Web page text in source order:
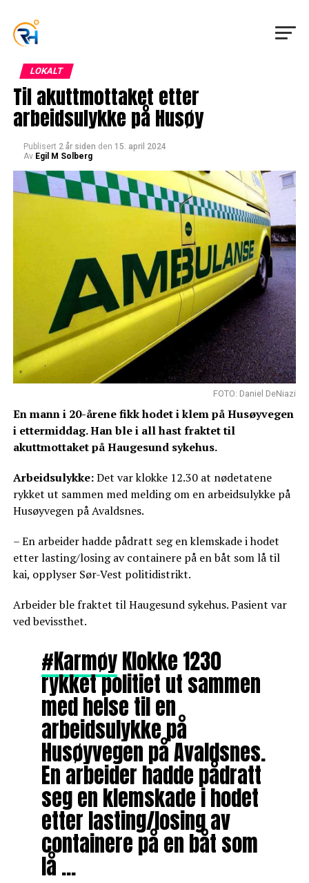
LOKALT
Til akuttmottaket etter
arbeidsulykke på Husøy
Publisert 2 år siden den 15. april 2024
Av Egil M Solberg
FOTO: Daniel DeNiazi
En mann i 20-årene fikk hodet i klem på Husøyvegen
i ettermiddag. Han ble i all hast fraktet til
akuttmottaket på Haugesund sykehus.
Arbeidsulykke:Det var klokke 12.30 at nødetatene
rykket ut sammen med melding om en arbeidsulykke på
Husøyvegen på Avaldsnes.
– En arbeider hadde pådratt seg en klemskade i hodet
etter lasting/losing av containere på en båt som lå til
kai, opplyser Sør-Vest politidistrikt.
Arbeider ble fraktet til Haugesund sykehus. Pasient var
ved bevissthet.
#KarmøyKlokke 1230
rykket politiet ut sammen
med helse til en
arbeidsulykke på
Husøyvegen på Avaldsnes.
En arbeider hadde pådratt
seg en klemskade i hodet
etter lasting/losing av
containere på en båt som
lå …